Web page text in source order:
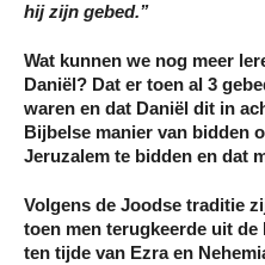
hij zijn gebed.’’
Wat kunnen we nog meer
Daniël? Dat er toen al 3
waren en dat Daniël dit in
Bijbelse manier van bidden
Jeruzalem te bidden en dat
Volgens de Joodse traditie
toen men terugkeerde uit
ten tijde van Ezra en